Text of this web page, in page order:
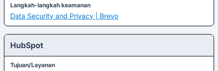
Langkah-langkah keamanan
Data Security and Privacy | Brevo
HubSpot
Tujuan/Layanan